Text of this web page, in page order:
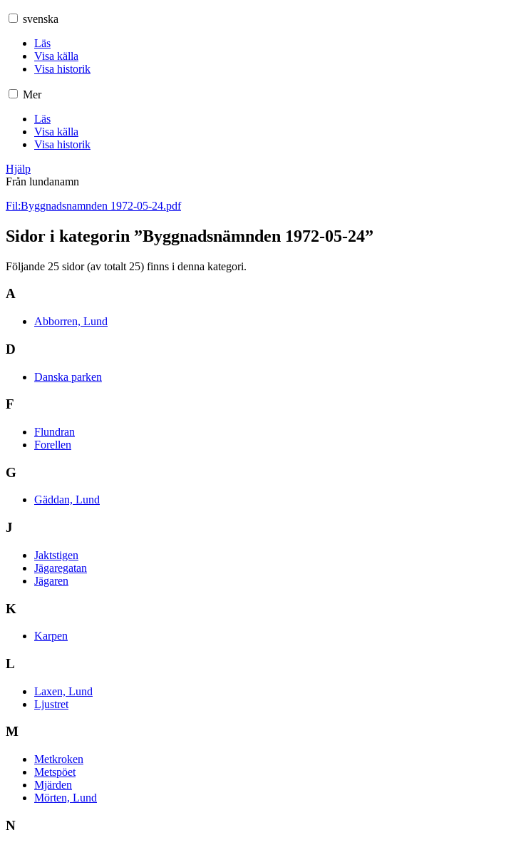
svenska
Läs
Visa källa
Visa historik
Mer
Läs
Visa källa
Visa historik
Hjälp
Från lundanamn
Fil:Byggnadsnamnden 1972-05-24.pdf
Sidor i kategorin ”Byggnadsnämnden 1972-05-24”
Följande 25 sidor (av totalt 25) finns i denna kategori.
A
Abborren, Lund
D
Danska parken
F
Flundran
Forellen
G
Gäddan, Lund
J
Jaktstigen
Jägaregatan
Jägaren
K
Karpen
L
Laxen, Lund
Ljustret
M
Metkroken
Metspöet
Mjärden
Mörten, Lund
N